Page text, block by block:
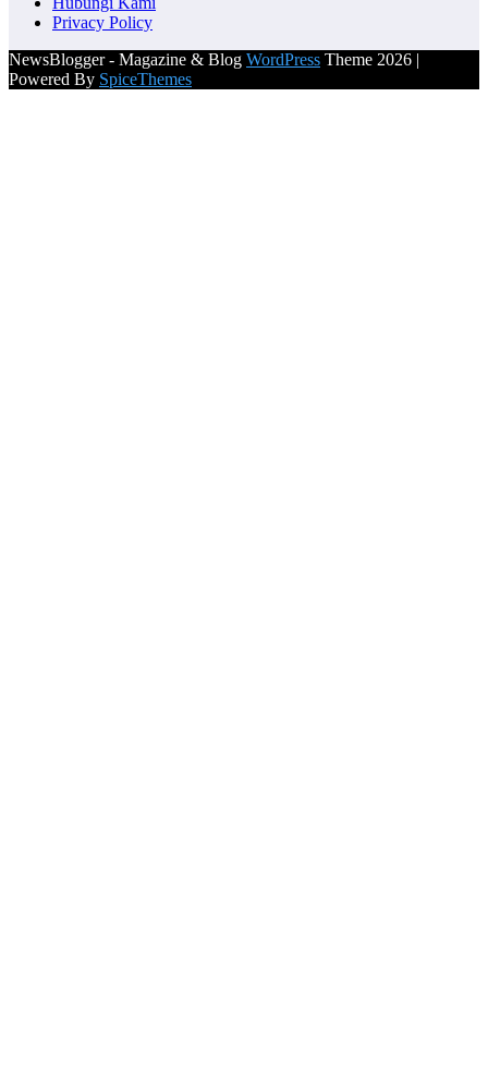
Privacy Policy
NewsBlogger - Magazine & Blog WordPress Theme 2026 |
Powered By SpiceThemes